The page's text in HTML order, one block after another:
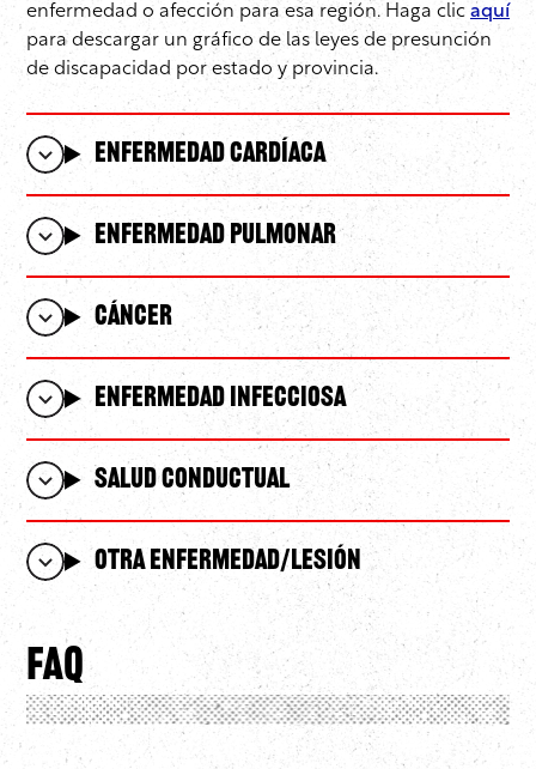
enfermedad o afección para esa región. Haga clic aquí
para descargar un gráfico de las leyes de presunción
de discapacidad por estado y provincia.
Enfermedad cardíaca
Enfermedad pulmonar
Cáncer
Enfermedad infecciosa
Salud Conductual
Otra enfermedad/lesión
FAQ